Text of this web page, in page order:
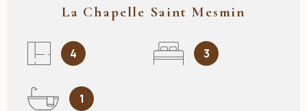
La Chapelle Saint Mesmin
4 3
1